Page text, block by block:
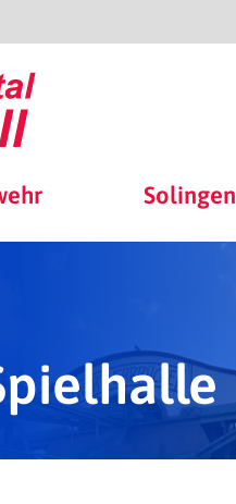
Solingen